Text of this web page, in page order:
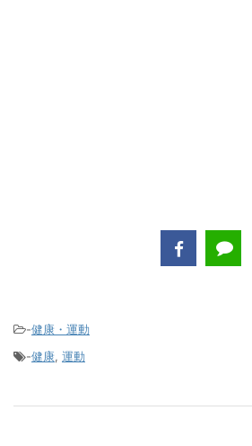
-健康・運動
-健康, 運動